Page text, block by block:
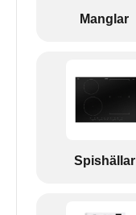
Manglar
Spishällar